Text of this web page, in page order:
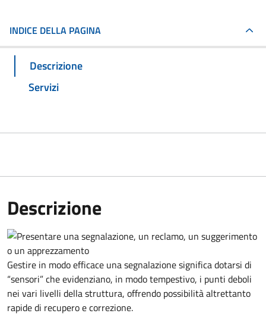
INDICE DELLA PAGINA
Descrizione
Servizi
Descrizione
Gestire in modo efficace una segnalazione significa dotarsi di
“sensori” che evidenziano, in modo tempestivo, i punti deboli
nei vari livelli della struttura, offrendo possibilità altrettanto
rapide di recupero e correzione.